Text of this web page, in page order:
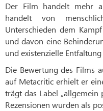
Der Film handelt mehr
handelt von
Unterschieden dem
und davon eine
und existenzielle
Die Bewertung des Films
auf Metacritic erhielt er
trägt das Label „allgemein
Rezensionen wurden als